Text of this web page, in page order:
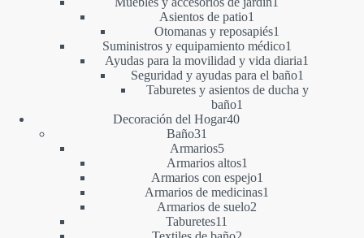
Asientos de patio1
producto
Otomanas y reposapiés1
producto
Suministros y equipamiento médico1
producto
Ayudas para la movilidad y vida diaria1
Seguridad y ayudas para el baño1
producto
Taburetes y asientos de ducha y
baño1
Decoración del Hogar4040
Baño31
productos
Armarios55
productos
Armarios altos1
producto
Armarios con espejo1
producto
Armarios de medicinas1
Armarios de suelo2
Taburetes11